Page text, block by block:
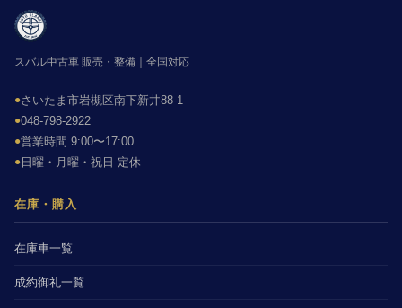
スバル中古車 販売・整備｜全国対応
●さいたま市岩槻区南下新井88-1
●048-798-2922
●営業時間 9:00〜17:00
●日曜・月曜・祝日 定休
在庫・購入
在庫車一覧
成約御礼一覧